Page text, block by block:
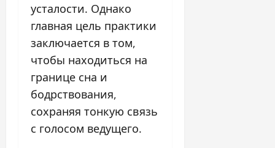
усталости. Однако
главная цель практики
заключается в том,
чтобы находиться на
границе сна и
бодрствования,
сохраняя тонкую связь
с голосом ведущего.